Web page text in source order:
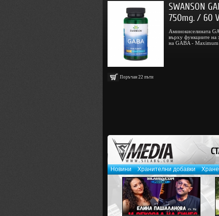
Поръчан 22 пъти
SWANSON
750mg. / 60
Аминокиселината
върху функциите на
на GABA - Maximum
Новини Хранителни добавки